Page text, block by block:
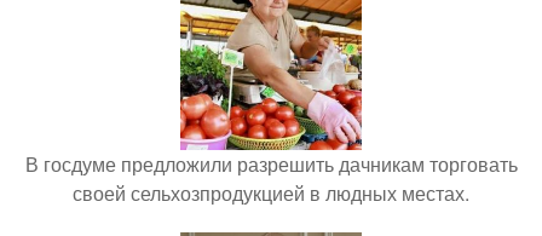
В госдуме предложили разрешить дачникам торговать
своей сельхозпродукцией в людных местах.